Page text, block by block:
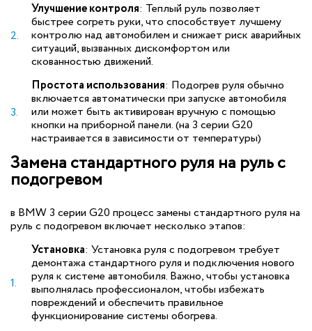
Улучшение контроля: Теплый руль позволяет
быстрее согреть руки, что способствует лучшему
контролю над автомобилем и снижает риск аварийных
ситуаций, вызванных дискомфортом или
скованностью движений.
Простота использования: Подогрев руля обычно
включается автоматически при запуске автомобиля
или может быть активирован вручную с помощью
кнопки на приборной панели. (на 3 серии G20
настраивается в зависимости от температуры)
Замена стандартного руля на руль с
подогревом
в BMW 3 серии G20 процесс замены стандартного руля на
руль с подогревом включает несколько этапов:
Установка: Установка руля с подогревом требует
демонтажа стандартного руля и подключения нового
руля к системе автомобиля. Важно, чтобы установка
выполнялась профессионалом, чтобы избежать
повреждений и обеспечить правильное
функционирование системы обогрева.